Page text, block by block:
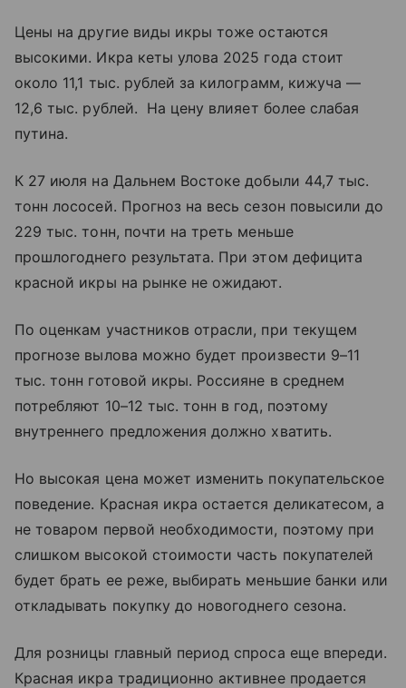
Цены на другие виды икры тоже остаются
высокими. Икра кеты улова 2025 года стоит
около 11,1 тыс. рублей за килограмм, кижуча —
12,6 тыс. рублей. На цену влияет более слабая
путина.
К 27 июля на Дальнем Востоке добыли 44,7 тыс.
тонн лососей. Прогноз на весь сезон повысили до
229 тыс. тонн, почти на треть меньше
прошлогоднего результата. При этом дефицита
красной икры на рынке не ожидают.
По оценкам участников отрасли, при текущем
прогнозе вылова можно будет произвести 9–11
тыс. тонн готовой икры. Россияне в среднем
потребляют 10–12 тыс. тонн в год, поэтому
внутреннего предложения должно хватить.
Но высокая цена может изменить покупательское
поведение. Красная икра остается деликатесом, а
не товаром первой необходимости, поэтому при
слишком высокой стоимости часть покупателей
будет брать ее реже, выбирать меньшие банки или
откладывать покупку до новогоднего сезона.
Для розницы главный период спроса еще впереди.
Красная икра традиционно активнее продается